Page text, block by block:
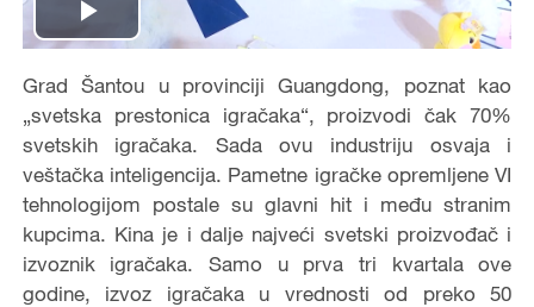
Play
Video
Grad Šantou u provinciji Guangdong, poznat kao
„svetska prestonica igračaka“, proizvodi čak 70%
svetskih igračaka. Sada ovu industriju osvaja i
veštačka inteligencija. Pametne igračke opremljene VI
tehnologijom postale su glavni hit i među stranim
kupcima. Kina je i dalje najveći svetski proizvođač i
izvoznik igračaka. Samo u prva tri kvartala ove
godine, izvoz igračaka u vrednosti od preko 50